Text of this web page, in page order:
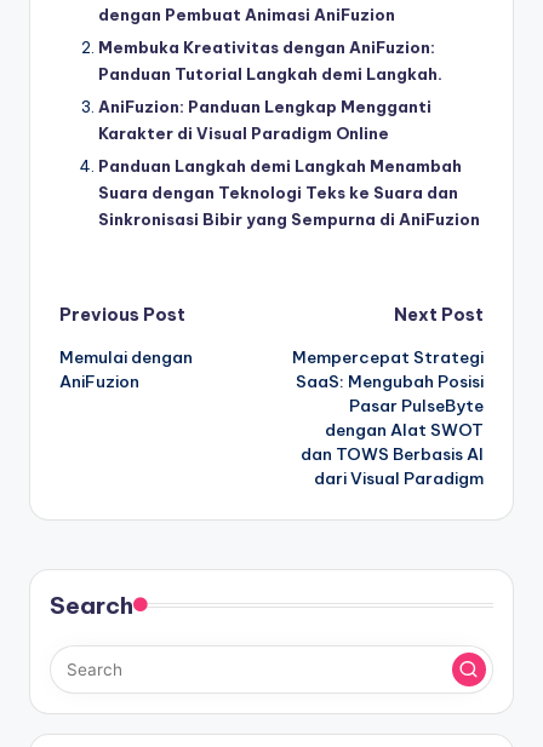
dengan Pembuat Animasi AniFuzion
Membuka Kreativitas dengan AniFuzion:
Panduan Tutorial Langkah demi Langkah.
AniFuzion: Panduan Lengkap Mengganti
Karakter di Visual Paradigm Online
Panduan Langkah demi Langkah Menambah
Suara dengan Teknologi Teks ke Suara dan
Sinkronisasi Bibir yang Sempurna di AniFuzion
Post
navigation
Previous Post
Memulai dengan
AniFuzion
Next Post
Mempercepat Strategi
SaaS: Mengubah Posisi
Pasar PulseByte
dengan Alat SWOT
dan TOWS Berbasis AI
dari Visual Paradigm
Search